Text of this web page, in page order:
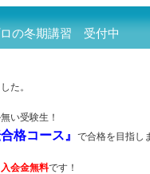
の冬期講習 受付中
た。
い受験生！
格コース』 で合格を目指し
入会金無料です！